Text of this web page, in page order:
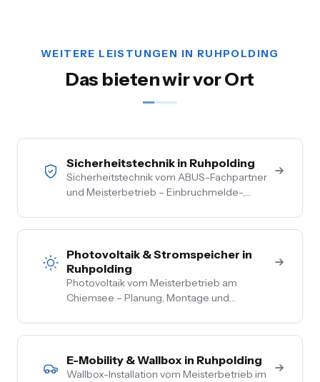
WEITERE LEISTUNGEN IN RUHPOLDING
Das bieten wir vor Ort
Sicherheitstechnik in Ruhpolding
Sicherheitstechnik vom ABUS-Fachpartner
und Meisterbetrieb – Einbruchmelde-,
Gewerbekunden im Chiemgau. Kostenlose
Begehung.
Photovoltaik & Stromspeicher in
Ruhpolding
Photovoltaik vom Meisterbetrieb am
Chiemsee – Planung, Montage und
Vor-Ort-Termin, Nullsteuer auf
E-Mobility & Wallbox in Ruhpolding
Wallbox-Installation vom Meisterbetrieb im